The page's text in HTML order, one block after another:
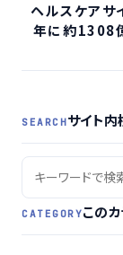
ヘルスケアサ
年に約1308
SEARCHサイト内
CATEGORYこの